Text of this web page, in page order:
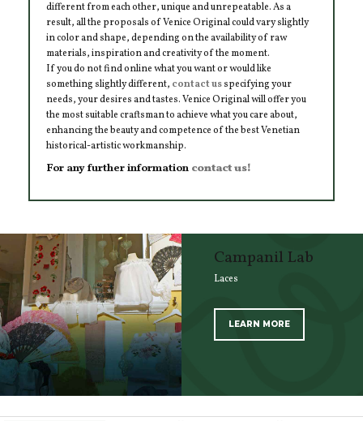
different from each other, unique and unrepeatable. As a
result, all the proposals of Venice Original could vary slightly
in color and shape, depending on the availability of raw
materials, inspiration and creativity of the moment.
If you do not find online what you want or would like
something slightly different, contact usspecifying your
needs, your desires and tastes. Venice Original will offer you
the most suitable craftsman to achieve what you care about,
enhancing the beauty and competence of the best Venetian
historical-artistic workmanship.
For any further information contact us!
Campanil Lab
Laces
LEARN MORE